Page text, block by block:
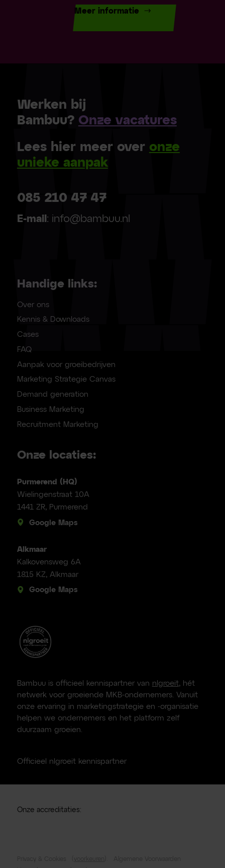
Meer informatie
Werken bij
Bambuu? Onze vacatures
Lees hier meer over onze
unieke aanpak
085 210 47 47
E-mail : info@bambuu.nl
Handige links:
Over ons
Kennis & Downloads
Cases
FAQ
Aanpak voor groeibedrijven
Marketing Strategie Canvas
Demand generation
Business Marketing
Recruitment Marketing
Onze locaties:
Purmerend (HQ)
Wielingenstraat 10A
1441 ZR, Purmerend
Google Maps
Alkmaar
Kalkovensweg 6A
1815 KZ, Alkmaar
Google Maps
Bambuu is officieel kennispartner van nlgroeit, hét
netwerk voor groeiende MKB-ondernemers. Vanuit
onze ervaring in marketingstrategie en -organisatie
helpen we ondernemers en het platform zelf
duurzaam groeien.
Officieel nlgroeit kennispartner
Onze accreditaties: